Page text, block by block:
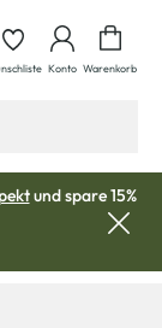
Konto Warenkorb
und spare 15%